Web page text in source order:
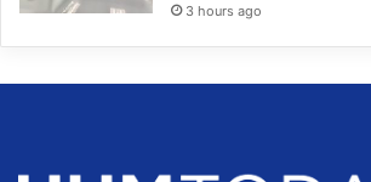
3 hours ago